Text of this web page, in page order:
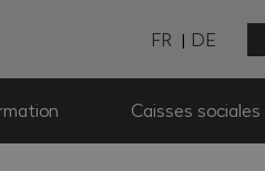
FR DE
Caisses sociales